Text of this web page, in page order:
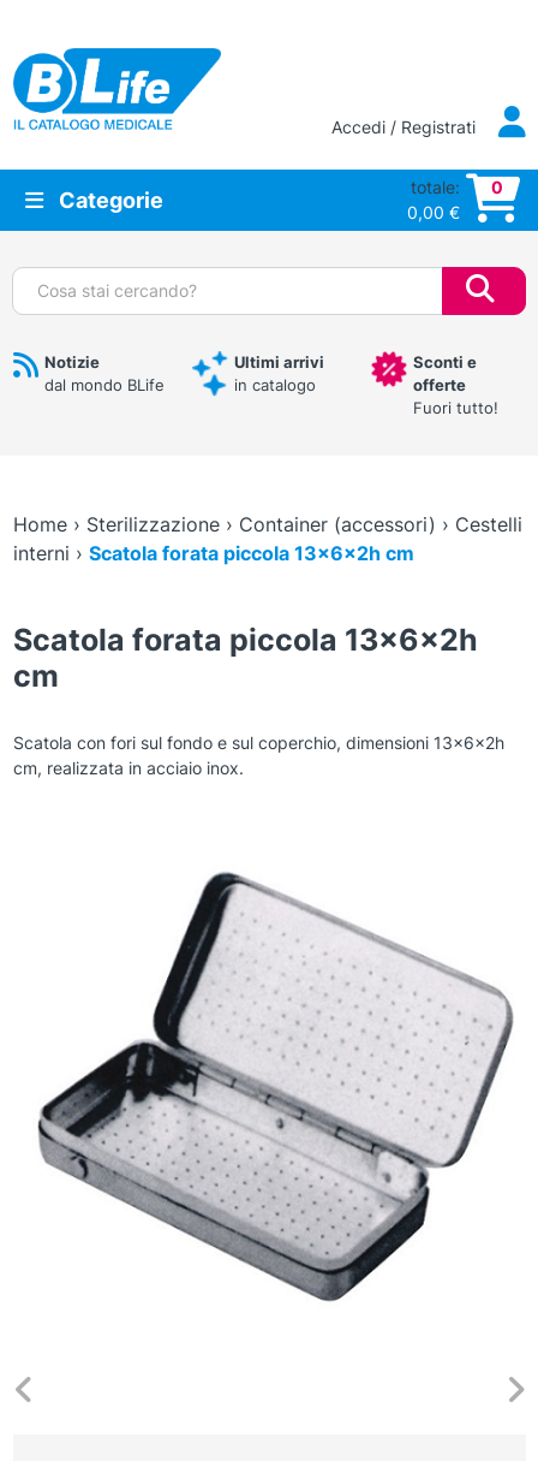
Vai al contenuto principale
Accedi / Registrati
Categorie
totale:
0,00 €
0
Cerca:
Notizie
dal mondo BLife
Ultimi arrivi
in catalogo
Sconti e
offerte
Fuori tutto!
Home› Sterilizzazione› Container (accessori) › Cestelli
interni › Scatola forata piccola 13x6x2h cm
Scatola forata piccola 13x6x2h
cm
Scatola con fori sul fondo e sul coperchio, dimensioni 13x6x2h
cm, realizzata in acciaio inox.